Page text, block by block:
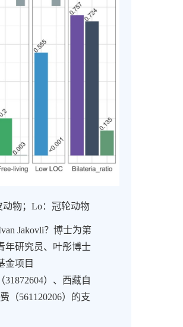
物； Lo：冠轮动物
Jakovli？ 博士为第
年研究员、叶彤博士
金项目
31872604）、西藏自
（561120206）的支